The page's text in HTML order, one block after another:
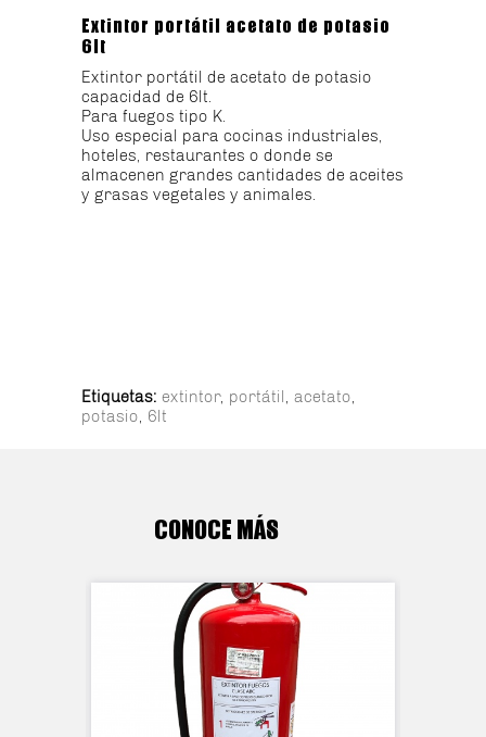
Extintor portátil acetato de potasio
6lt
Extintor portátil de acetato de potasio
capacidad de 6lt.
Para fuegos tipo K.
Uso especial para cocinas industriales,
hoteles, restaurantes o donde se
almacenen grandes cantidades de aceites
y grasas vegetales y animales.
Etiquetas: extintor, portátil acetato
potasio 6lt
CONOCE MÁS